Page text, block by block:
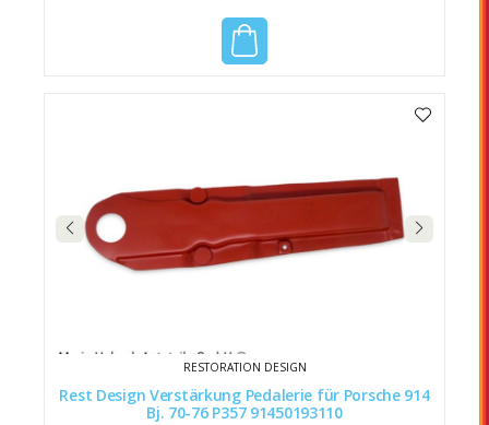
RESTORATION DESIGN
Rest Design Verstärkung Pedalerie für Porsche 914
Bj. 70-76 P357 91450193110